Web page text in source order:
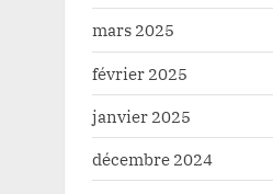
mars 2025
février 2025
janvier 2025
décembre 2024